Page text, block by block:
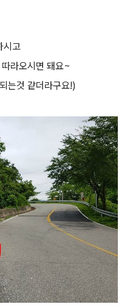
시고
라오시면 돼요~
는것 같더라구요!)